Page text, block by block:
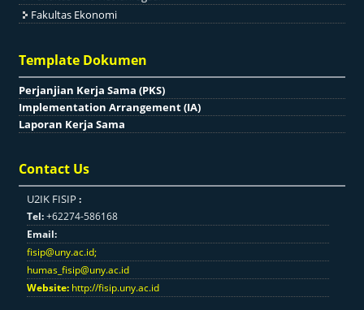
Fakultas Ekonomi
Template Dokumen
Perjanjian Kerja Sama (PKS)
Implementation Arrangement (IA)
Laporan Kerja Sama
Contact Us
U2IK FISIP :
Tel:+62274-586168
Email:
fisip@uny.ac.id;
humas_fisip@uny.ac.id
Website: http://fisip.uny.ac.id